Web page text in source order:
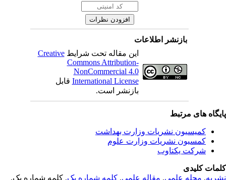
بازنشر اطلاعات
این مقاله تحت شرایطCreative
Commons Attribution-
NonCommercial 4.0
International Licenseقابل
بازنشر است.
های مرتبط
کمیسیون نشریات وزارت بهداشت
کمسیون نشریات وزارت علوم
شرکت یکتاوب
کلیدی
,مجله علمی, مقاله علمی, کلمه شماره یک, کلمه شماره یک,